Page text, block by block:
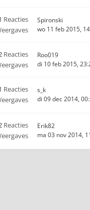
Reacties
Spironski
wo 11 feb 2015,
Reacties
Roo019
di 10 feb 2015,
Reacties
s_k
di 09 dec 2014,
Reacties
Erik82
ma 03 nov 2014,